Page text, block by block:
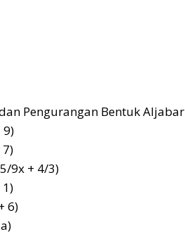
Pengurangan Bentuk Aljabar
9)
7)
9x + 4/3)
1)
6)